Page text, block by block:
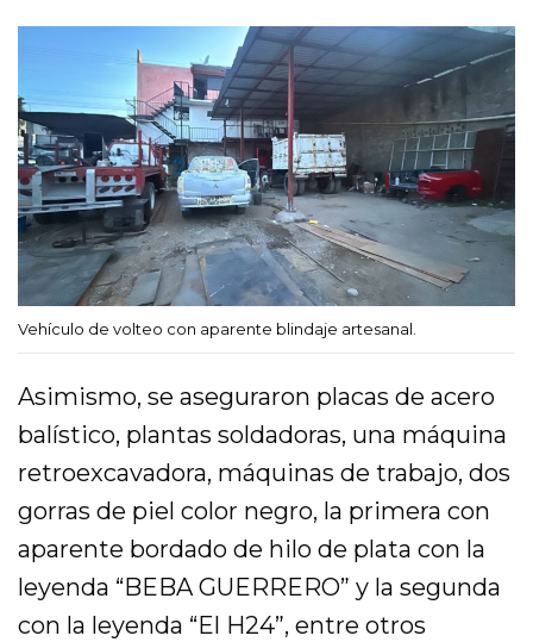
Vehículo de volteo con aparente blindaje artesanal.
Asimismo, se aseguraron placas de acero
balístico, plantas soldadoras, una máquina
retroexcavadora, máquinas de trabajo, dos
gorras de piel color negro, la primera con
aparente bordado de hilo de plata con la
leyenda “BEBA GUERRERO” y la segunda
con la leyenda “El H24”, entre otros